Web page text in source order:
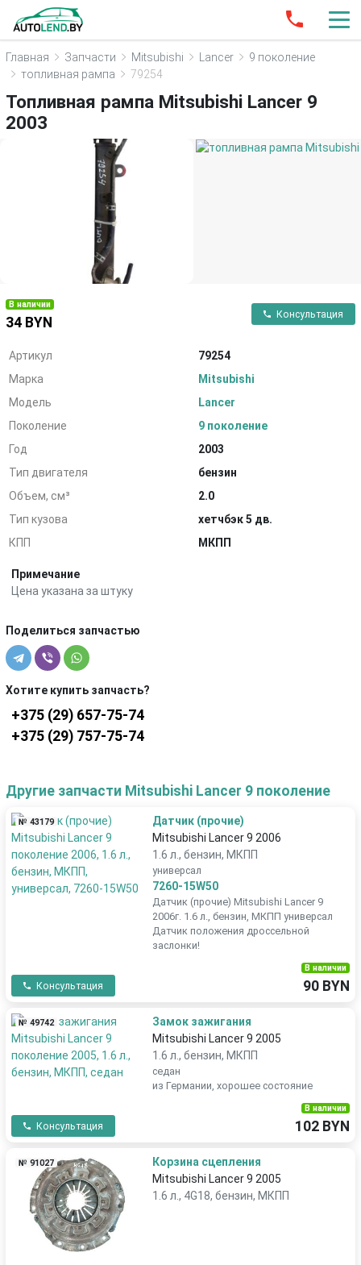
Главная Запчасти Mitsubishi Lancer
9 поколение
топливная рампа
79254
Топливная рампа Mitsubishi Lancer 9
2003
В наличии
34 BYN
Консультация
Артикул
79254
Марка
Mitsubishi
Модель
Lancer
Поколение
9 поколение
Год
2003
Тип двигателя
бензин
Объем, см³
2.0
Тип кузова
хетчбэк 5 дв.
КПП
МКПП
Примечание
Цена указана за штуку
Поделиться запчастью
Хотите купить запчасть?
+375 (29) 657-75-74
+375 (29) 757-75-74
Другие запчасти Mitsubishi Lancer 9 поколение
№ 43179
Датчик (прочие)
Mitsubishi Lancer 9 2006
1.6 л., бензин, МКПП
универсал
7260-15W50
Датчик (прочие) Mitsubishi Lancer 9
2006г. 1.6 л., бензин, МКПП универсал
Датчик положения дроссельной
заслонки!
Консультация
В наличии
90 BYN
№ 49742
Замок зажигания
Mitsubishi Lancer 9 2005
1.6 л., бензин, МКПП
седан
из Германии, хорошее состояние
Консультация
В наличии
102 BYN
№ 91027
Корзина сцепления
Mitsubishi Lancer 9 2005
1.6 л., 4G18, бензин, МКПП